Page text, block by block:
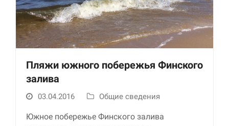
Пляжи южного побережья Финского
залива
03.04.2016 Общие сведения
Южное побережье Финского залива